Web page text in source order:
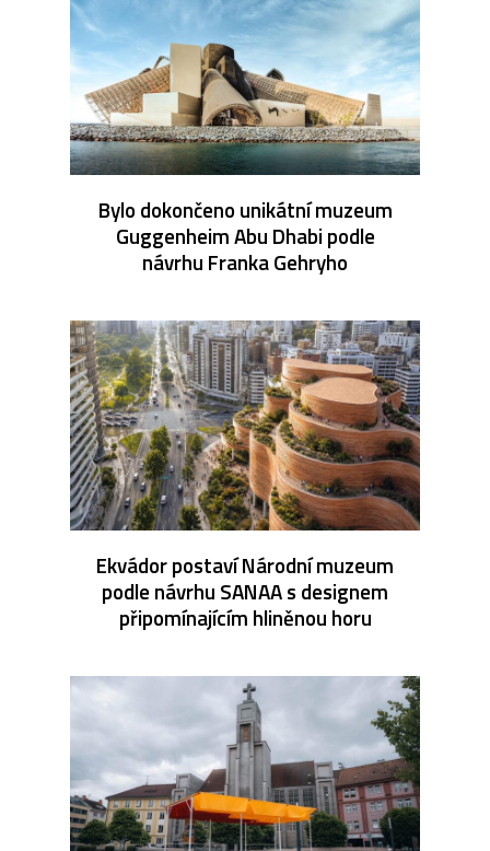
Bylo dokončeno unikátní muzeum
Guggenheim Abu Dhabi podle
návrhu Franka Gehryho
Ekvádor postaví Národní muzeum
podle návrhu SANAA s designem
připomínajícím hliněnou horu